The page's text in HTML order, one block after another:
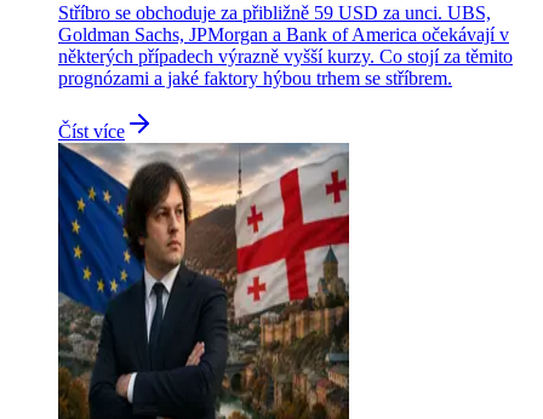
Stříbro se obchoduje za přibližně 59 USD za unci. UBS,
Goldman Sachs, JPMorgan a Bank of America očekávají v
některých případech výrazně vyšší kurzy. Co stojí za těmito
prognózami a jaké faktory hýbou trhem se stříbrem.
Číst více